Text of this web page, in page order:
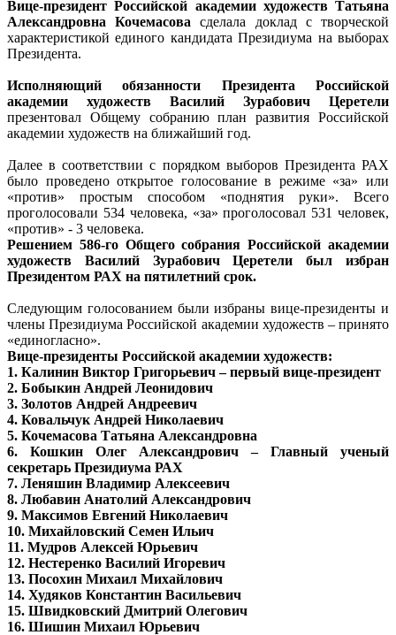
Вице-президент Российской академии художеств Татьяна
Александровна Кочемасова сделала доклад с творческой
характеристикой единого кандидата Президиума на выборах
Президента.
Исполняющий обязанности Президента Российской
академии художеств Василий Зурабович Церетели
презентовал Общему собранию план развития Российской
академии художеств на ближайший год.
Далее в соответствии с порядком выборов Президента РАХ
было проведено открытое голосование в режиме «за» или
«против» простым способом «поднятия руки». Всего
проголосовали 534 человека, «за» проголосовал 531 человек,
«против» - 3 человека.
Решением 586-го Общего собрания Российской академии
художеств Василий Зурабович Церетели был избран
Президентом РАХ на пятилетний срок.
Следующим голосованием были избраны вице-президенты и
члены Президиума Российской академии художеств – принято
«единогласно».
Вице-президенты Российской академии художеств:
1. Калинин Виктор Григорьевич – первый вице-президент
2. Бобыкин Андрей Леонидович
3. Золотов Андрей Андреевич
4. Ковальчук Андрей Николаевич
5. Кочемасова Татьяна Александровна
6. Кошкин Олег Александрович – Главный ученый
секретарь Президиума РАХ
7. Леняшин Владимир Алексеевич
8. Любавин Анатолий Александрович
9. Максимов Евгений Николаевич
10. Михайловский Семен Ильич
11. Мудров Алексей Юрьевич
12. Нестеренко Василий Игоревич
13. Посохин Михаил Михайлович
14. Худяков Константин Васильевич
15. Швидковский Дмитрий Олегович
16. Шишин Михаил Юрьевич